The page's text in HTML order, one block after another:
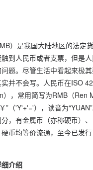
）是我国大陆地区的法定
到人民币或者支票，但是
题。尽管生活中看起来极
并不会写。人民币在ISO
），常用简写为RMB（Ren
”（'Y'+'='），读音为
，有金属币（亦称硬币）
币均等价流通，至今已发
介绍